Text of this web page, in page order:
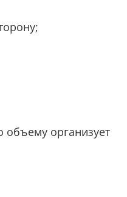
организует